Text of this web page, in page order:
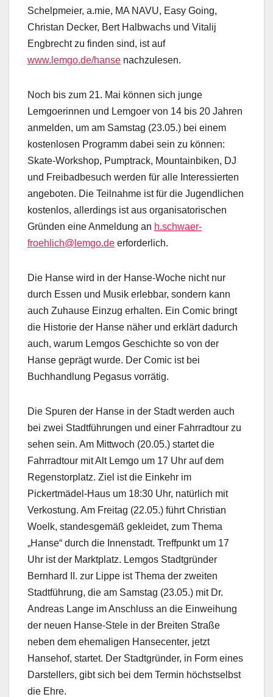
Schelpmeier, a.mie, MA NAVU, Easy Going,
Christan Decker, Bert Halbwachs und Vitalij
Engbrecht zu finden sind, ist auf
www.lemgo.de/hanse nachzulesen.
Noch bis zum 21. Mai können sich junge
Lemgoerinnen und Lemgoer von 14 bis 20 Jahren
anmelden, um am Samstag (23.05.) bei einem
kostenlosen Programm dabei sein zu können:
Skate-Workshop, Pumptrack, Mountainbiken, DJ
und Freibadbesuch werden für alle Interessierten
angeboten. Die Teilnahme ist für die Jugendlichen
kostenlos, allerdings ist aus organisatorischen
Gründen eine Anmeldung an h.schwaer-
froehlich@lemgo.de erforderlich.
Die Hanse wird in der Hanse-Woche nicht nur
durch Essen und Musik erlebbar, sondern kann
auch Zuhause Einzug erhalten. Ein Comic bringt
die Historie der Hanse näher und erklärt dadurch
auch, warum Lemgos Geschichte so von der
Hanse geprägt wurde. Der Comic ist bei
Buchhandlung Pegasus vorrätig.
Die Spuren der Hanse in der Stadt werden auch
bei zwei Stadtführungen und einer Fahrradtour zu
sehen sein. Am Mittwoch (20.05.) startet die
Fahrradtour mit Alt Lemgo um 17 Uhr auf dem
Regenstorplatz. Ziel ist die Einkehr im
Pickertmädel-Haus um 18:30 Uhr, natürlich mit
Verkostung. Am Freitag (22.05.) führt Christian
Woelk, standesgemäß gekleidet, zum Thema
„Hanse“ durch die Innenstadt. Treffpunkt um 17
Uhr ist der Marktplatz. Lemgos Stadtgründer
Bernhard II. zur Lippe ist Thema der zweiten
Stadtführung, die am Samstag (23.05.) mit Dr.
Andreas Lange im Anschluss an die Einweihung
der neuen Hanse-Stele in der Breiten Straße
neben dem ehemaligen Hansecenter, jetzt
Hansehof, startet. Der Stadtgründer, in Form eines
Darstellers, gibt sich bei dem Termin höchstselbst
die Ehre.